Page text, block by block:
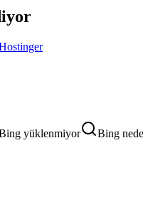
yüklenmiyor Bing